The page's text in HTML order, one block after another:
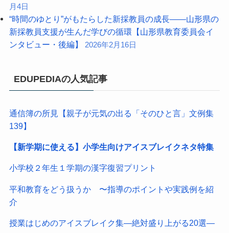
月4日
“時間のゆとり”がもたらした新採教員の成長――山形県の
新採教員支援が生んだ学びの循環【山形県教育委員会イ
ンタビュー・後編】
2026年2月16日
EDUPEDIAの人気記事
通信簿の所見【親子が元気の出る「そのひと言」文例集
139】
【新学期に使える】小学生向けアイスブレイクネタ特集
小学校２年生１学期の漢字復習プリント
平和教育をどう扱うか 〜指導のポイントや実践例を紹
介
授業はじめのアイスブレイク集―絶対盛り上がる20選―